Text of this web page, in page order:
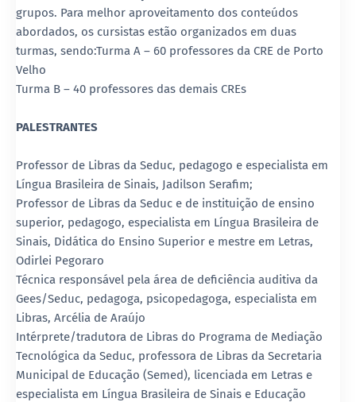
grupos. Para melhor aproveitamento dos conteúdos
abordados, os cursistas estão organizados em duas
turmas, sendo:Turma A – 60 professores da CRE de Porto
Velho
Turma B – 40 professores das demais CREs
PALESTRANTES
Professor de Libras da Seduc, pedagogo e especialista em
Língua Brasileira de Sinais, Jadilson Serafim;
Professor de Libras da Seduc e de instituição de ensino
superior, pedagogo, especialista em Língua Brasileira de
Sinais, Didática do Ensino Superior e mestre em Letras,
Odirlei Pegoraro
Técnica responsável pela área de deficiência auditiva da
Gees/Seduc, pedagoga, psicopedagoga, especialista em
Libras, Arcélia de Araújo
Intérprete/tradutora de Libras do Programa de Mediação
Tecnológica da Seduc, professora de Libras da Secretaria
Municipal de Educação (Semed), licenciada em Letras e
especialista em Língua Brasileira de Sinais e Educação